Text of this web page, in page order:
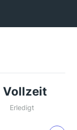
Vollzeit
Erledigt